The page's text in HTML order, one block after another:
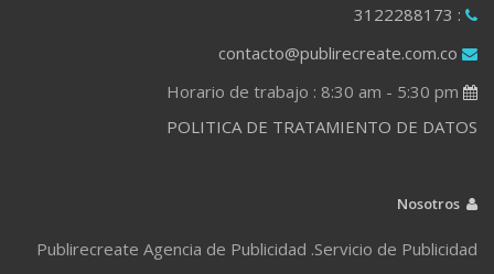
: 3122288173
contacto@publirecreate.com.co
POLITICA DE TRATAMIENTO DE DATOS
Publirecreate Agencia de Publicidad .Servicio de Publicidad